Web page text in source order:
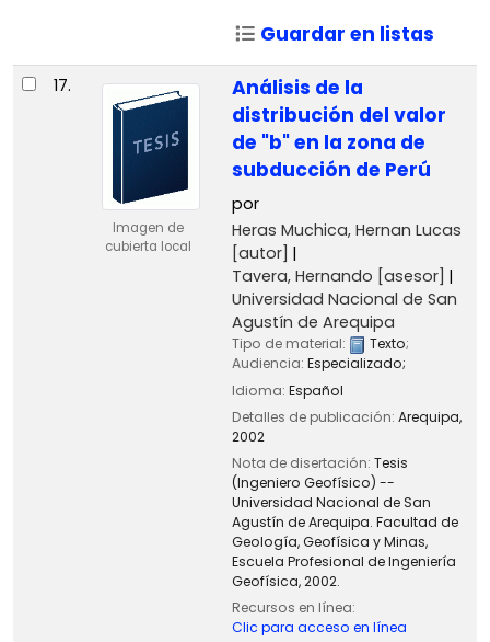
Guardar en listas
17.
Imagen de
cubierta local
Análisis de la
distribución del valor
de "b" en la zona de
subducción de Perú
por
Heras Muchica, Hernan Lucas
[autor]
Tavera, Hernando [asesor]
Universidad Nacional de San
Agustín de Arequipa
Tipo de material: Texto;
Audiencia: Especializado;
Idioma: Español
Detalles de publicación: Arequipa,
2002
Nota de disertación: Tesis
(Ingeniero Geofísico) --
Universidad Nacional de San
Agustín de Arequipa. Facultad de
Geología, Geofísica y Minas,
Escuela Profesional de Ingeniería
Geofísica, 2002.
Recursos en línea:
Clic para acceso en línea